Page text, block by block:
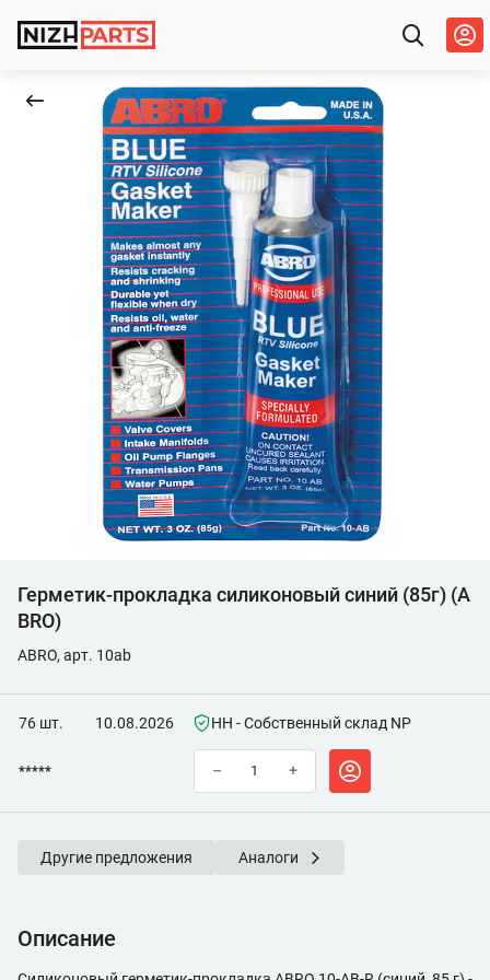
Герметик-прокладка силиконовый синий (85г) (A
BRO)
ABRO, арт. 10ab
76 шт. 10.08.2026 НН - Собственный склад NP
***** – +
Другие предложения Аналоги
Описание